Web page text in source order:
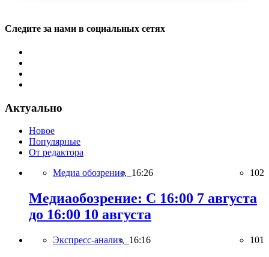
Следите за нами в социальных сетях
Актуально
Новое
Популярные
От редактора
Медиа обозрение, 16:26 102
Медиаобозрение: С 16:00 7 августа
до 16:00 10 августа
Экспресс-анализ, 16:16 101